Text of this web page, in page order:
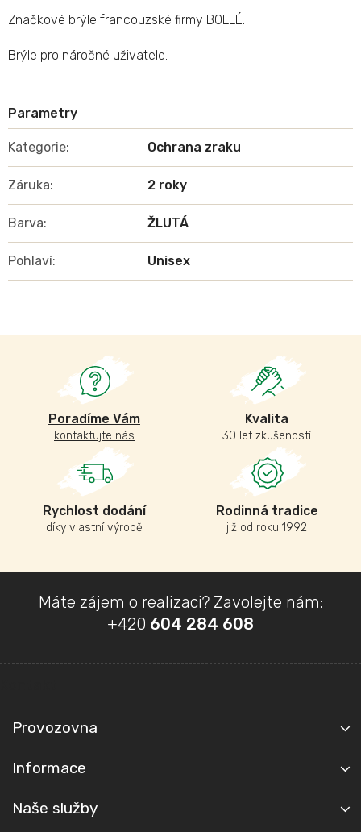
Poradíme Vám
kontaktujte nás
Kvalita
30 let zkušeností
Rychlost dodání
díky vlastní výrobě
Rodinná tradice
již od roku 1992
Značkové brýle francouzské firmy BOLLÉ.
Brýle pro náročné uživatele.
Kategorie: Ochrana zraku
Záruka: 2 roky
Barva: ŽLUTÁ
Pohlaví: Unisex
a
Máte zájem o realizaci? Zavolejte nám:
+420 604 284 608
Provozovna
Informace
Naše služby